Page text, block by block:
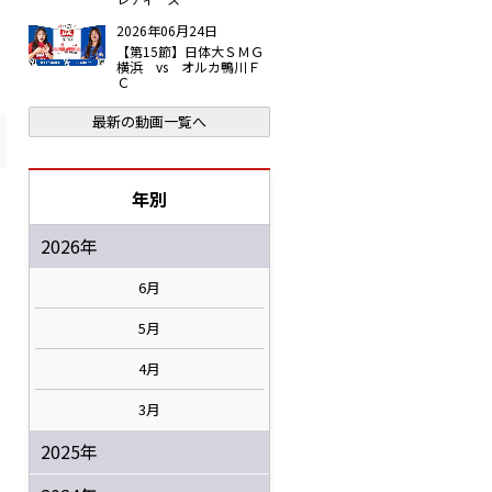
2026年06月24日
【第15節】日体大ＳＭＧ
横浜 vs オルカ鴨川Ｆ
Ｃ
最新の動画一覧へ
年別
2026年
6月
5月
4月
3月
2025年